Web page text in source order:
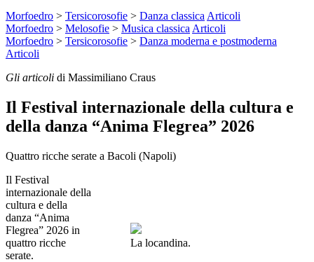
Morfoedro > Tersicorosofie > Danza classica Articoli
Morfoedro > Melosofie > Musica classica Articoli
Morfoedro > Tersicorosofie > Danza moderna e postmoderna
Articoli
Gli articoli di Massimiliano Craus
Il Festival internazionale della cultura e
della danza “Anima Flegrea” 2026
Quattro ricche serate a Bacoli (Napoli)
La locandina.
Il Festival
internazionale della
cultura e della
danza “Anima
Flegrea” 2026 in
quattro ricche
serate.